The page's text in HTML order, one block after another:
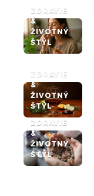
ZDRAVIE
&
ŽIVOTNÝ
ŠTÝL
ZDRAVIE
&
ŽIVOTNÝ
ŠTÝL
ZDRAVIE
&
ŽIVOTNÝ
ŠTÝL